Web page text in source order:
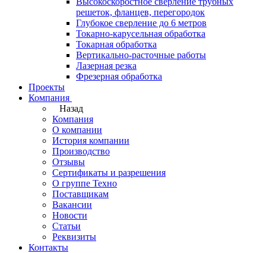
решеток, фланцев, перегородок
Глубокое сверление до 6 метров
Токарно-карусельная обработка
Токарная обработка
Вертикально-расточные работы
Лазерная резка
Фрезерная обработка
Проекты
Компания
Назад
Компания
О компании
История компании
Производство
Отзывы
Сертификаты и разрешения
О группе Техно
Поставщикам
Вакансии
Новости
Статьи
Реквизиты
Контакты